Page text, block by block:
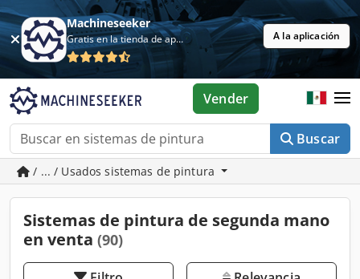
Machineseeker
Gratis en la tienda de aplicaciones A la aplicación
Buscar
Vender
/ ... / Usados sistemas de pintura
Sistemas de pintura de segunda mano
en venta (90)